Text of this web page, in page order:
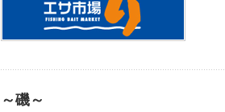
～磯～